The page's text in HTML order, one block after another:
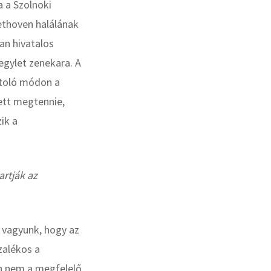
a Szolnoki
halálának
hivatalos
zenekara. A
módon a
megtennie,
a
az
hogy az
a